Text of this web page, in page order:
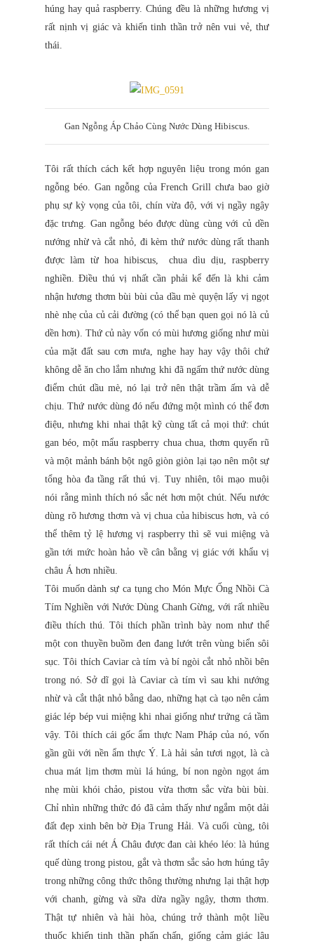
húng hay quả raspberry. Chúng đều là những hương vị
rất nịnh vị giác và khiến tinh thần trở nên vui vẻ, thư
thái.
Gan Ngỗng Áp Chảo Cùng Nước Dùng Hibiscus.
Tôi rất thích cách kết hợp nguyên liệu trong món gan
ngỗng béo. Gan ngỗng của French Grill chưa bao giờ
phụ sự kỳ vọng của tôi, chín vừa độ, với vị ngầy ngậy
đặc trưng. Gan ngỗng béo được dùng cùng với củ dền
nướng nhừ và cắt nhỏ, đi kèm thứ nước dùng rất thanh
được làm từ hoa hibiscus, chua dìu dịu, raspberry
nghiền. Điều thú vị nhất cần phải kể đến là khi cảm
nhận hương thơm bùi bùi của dầu mè quyện lấy vị ngọt
nhè nhẹ của củ cải đường (có thể bạn quen gọi nó là củ
dền hơn). Thứ củ này vốn có mùi hương giống như mùi
của mặt đất sau cơn mưa, nghe hay hay vậy thôi chứ
không dễ ăn cho lắm nhưng khi đã ngấm thứ nước dùng
điểm chút dầu mè, nó lại trở nên thật trầm ấm và dễ
chịu. Thứ nước dùng đó nếu đứng một mình có thể đơn
điệu, nhưng khi nhai thật kỹ cùng tất cả mọi thứ: chút
gan béo, một mẩu raspberry chua chua, thơm quyến rũ
và một mảnh bánh bột ngô giòn giòn lại tạo nên một sự
tổng hòa đa tầng rất thú vị. Tuy nhiên, tôi mạo muội
nói rằng mình thích nó sắc nét hơn một chút. Nếu nước
dùng rõ hương thơm và vị chua của hibiscus hơn, và có
thể thêm tỷ lệ hương vị raspberry thì sẽ vui miệng và
gần tới mức hoàn hảo về cân bằng vị giác với khẩu vị
châu Á hơn nhiều.
Tôi muốn dành sự ca tụng cho Món Mực Ống Nhồi Cà
Tím Nghiền với Nước Dùng Chanh Gừng, với rất nhiều
điều thích thú. Tôi thích phần trình bày nom như thể
một con thuyền buồm đen đang lướt trên vùng biển sôi
sục. Tôi thích Caviar cà tím và bí ngòi cắt nhỏ nhồi bên
trong nó. Sở dĩ gọi là Caviar cà tím vì sau khi nướng
nhừ và cắt thật nhỏ bằng dao, những hạt cà tạo nên cảm
giác lép bép vui miệng khi nhai giống như trứng cá tầm
vậy. Tôi thích cái gốc ẩm thực Nam Pháp của nó, vốn
gần gũi với nền ẩm thực Ý. Là hải sản tươi ngọt, là cà
chua mát lịm thơm mùi lá húng, bí non ngòn ngọt ám
nhẹ mùi khói chảo, pistou vừa thơm sắc vừa bùi bùi.
Chỉ nhìn những thức đó đã cảm thấy như ngắm một dải
đất đẹp xinh bên bờ Địa Trung Hải. Và cuối cùng, tôi
rất thích cái nét Á Châu được đan cài khéo léo: là húng
quế dùng trong pistou, gắt và thơm sắc sảo hơn húng tây
trong những công thức thông thường nhưng lại thật hợp
với chanh, gừng và sữa dừa ngầy ngậy, thơm thơm.
Thật tự nhiên và hài hòa, chúng trở thành một liều
thuốc khiến tinh thần phấn chấn, giống cảm giác lâu